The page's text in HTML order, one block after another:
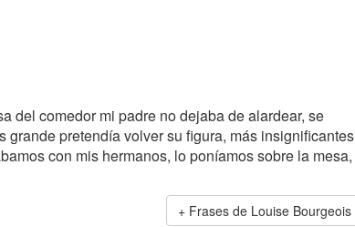
del comedor mi padre no dejaba de alardear, se
grande pretendía volver su figura, más insignificantes
con mis hermanos, lo poníamos sobre la mesa,
Frases de Louise Bourgeois